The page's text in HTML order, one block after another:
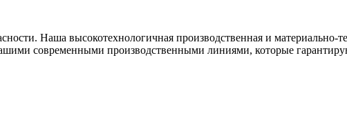
Наша высокотехнологичная производственная и материально-
современными производственными линиями, которые